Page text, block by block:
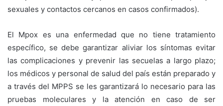
sexuales y contactos cercanos en casos confirmados).
El Mpox es una enfermedad que no tiene tratamiento
específico, se debe garantizar aliviar los síntomas evitar
las complicaciones y prevenir las secuelas a largo plazo;
los médicos y personal de salud del país están preparado y
a través del MPPS se les garantizará lo necesario para las
pruebas moleculares y la atención en caso de ser